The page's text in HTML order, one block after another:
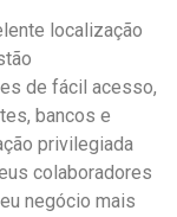
localização
de fácil acesso,
bancos e
privilegiada
colaboradores
negócio mais